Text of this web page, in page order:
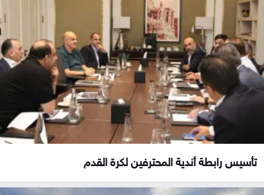
تأسيس رابطة أندية المحترفين لكرة القدم